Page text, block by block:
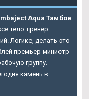
Aqua Тамбов
тело тренер
Логике, делать это
премьер-министр
группу.
камень в